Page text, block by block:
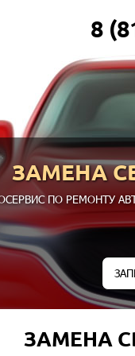
8
ЗАМЕНА
ПО РЕМОНТУ
ЗАМЕНА